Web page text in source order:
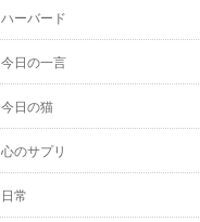
ハーバード
今日の一言
今日の猫
心のサプリ
日常